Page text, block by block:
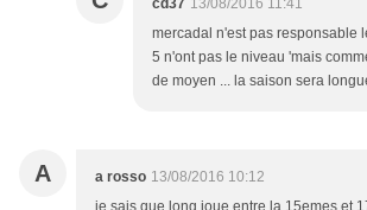
cd37 13/08/2016 11:41
mercadal n'est pas responsable
5 n'ont pas le niveau 'mais
de moyen ... la saison sera
A a rosso 13/08/2016 10:12
je sais que long joue entre la 15emes et